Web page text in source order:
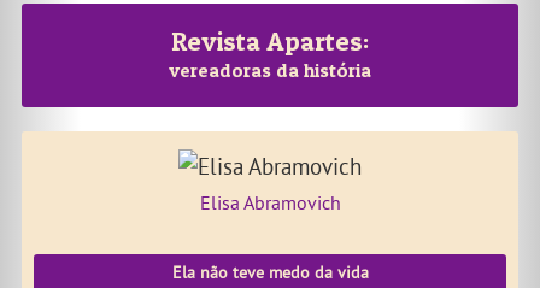
Revista Apartes:
vereadoras da história
Elisa Abramovich
Ela não teve medo da vida